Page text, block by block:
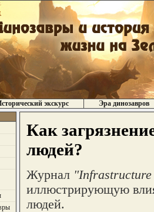
экскурс
Эра динозавров
Как
людей?
Журнал "Infrastructure
иллюстрирующую
людей.